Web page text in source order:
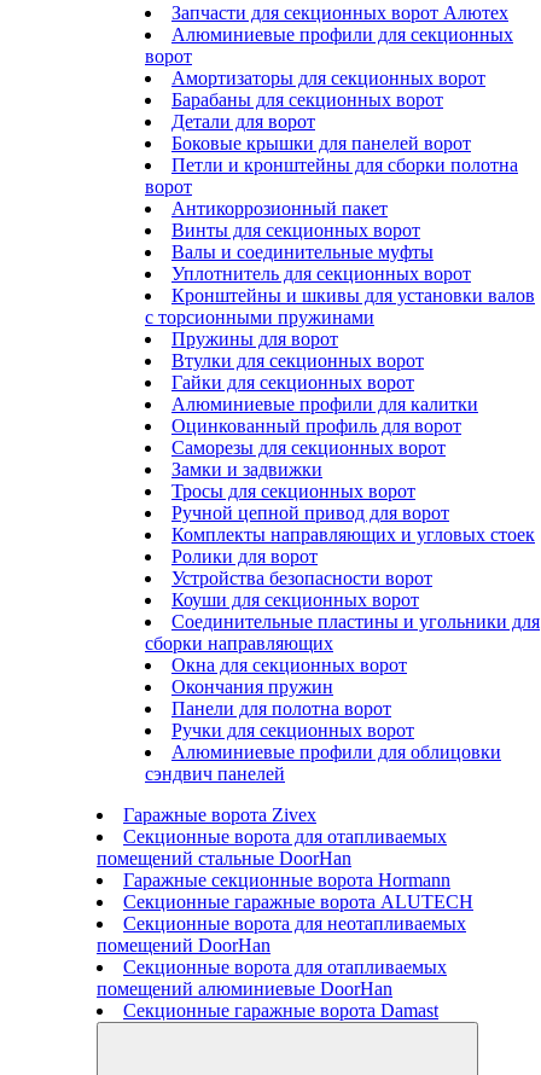
Запчасти для секционных ворот Алютех
Алюминиевые профили для секционных
ворот
Амортизаторы для секционных ворот
Барабаны для секционных ворот
Детали для ворот
Боковые крышки для панелей ворот
Петли и кронштейны для сборки полотна
ворот
Антикоррозионный пакет
Винты для секционных ворот
Валы и соединительные муфты
Уплотнитель для секционных ворот
Кронштейны и шкивы для установки валов
с торсионными пружинами
Пружины для ворот
Втулки для секционных ворот
Гайки для секционных ворот
Алюминиевые профили для калитки
Оцинкованный профиль для ворот
Саморезы для секционных ворот
Замки и задвижки
Тросы для секционных ворот
Ручной цепной привод для ворот
Комплекты направляющих и угловых стоек
Ролики для ворот
Устройства безопасности ворот
Коуши для секционных ворот
Соединительные пластины и угольники для
сборки направляющих
Окна для секционных ворот
Окончания пружин
Панели для полотна ворот
Ручки для секционных ворот
Алюминиевые профили для облицовки
сэндвич панелей
Гаражные ворота Zivex
Секционные ворота для отапливаемых
помещений стальные DoorHan
Гаражные секционные ворота Hormann
Секционные гаражные ворота ALUTECH
Секционные ворота для неотапливаемых
помещений DoorHan
Секционные ворота для отапливаемых
помещений алюминиевые DoorHan
Секционные гаражные ворота Damast